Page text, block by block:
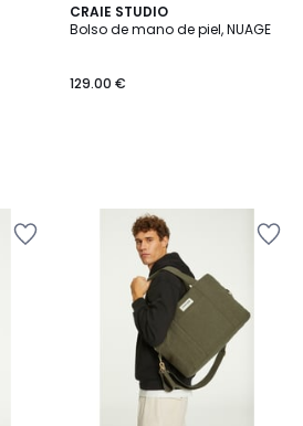
CRAIE STUDIO
Bolso de mano de piel, NUAGE
129.00 €